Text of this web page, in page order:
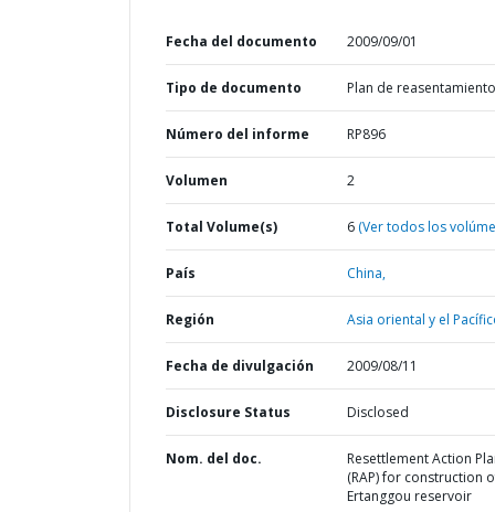
Fecha del documento 2009/09/01
Tipo de documento Plan de reasentamiento
Número del informe RP896
Volumen 2
Total Volume(s) 6 (Ver todos los
País China,
Región Asia oriental y el
Fecha de divulgación 2009/08/11
Disclosure Status Disclosed
Nom. del doc.
Resettlement Action
(RAP) for construction
Ertanggou reservoir